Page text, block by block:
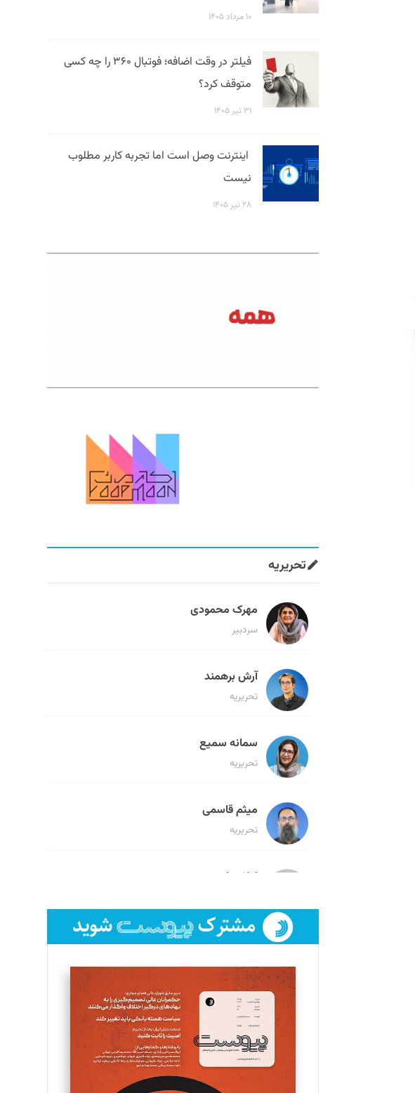
۱۰ مرداد ۱۴۰۵
فیلتر در وقت اضافه؛ فوتبال ۳۶۰ را چه کسی
متوقف کرد؟
۳۱ تیر ۱۴۰۵
اینترنت وصل است اما تجربه کاربر مطلوب
نیست
۲۸ تیر ۱۴۰۵
تحریریه
مهرک محمودی
سردبیر
آرش برهمند
تحریریه
سمانه سمیع
تحریریه
میثم قاسمی
تحریریه
لیلا حنارود
فائزه فتحی رستمی
تحریریه
سروش کرمیان
تحریریه
مینا پاکدل